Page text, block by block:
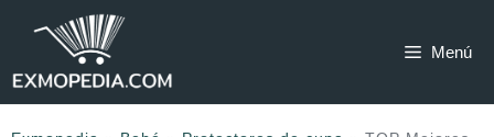
Menú